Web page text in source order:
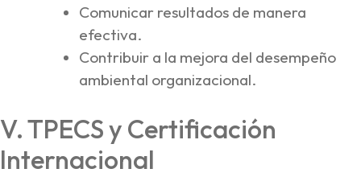
Comunicar resultados de manera
efectiva.
Contribuir a la mejora del desempeño
ambiental organizacional.
V. TPECS y Certificación
Internacional